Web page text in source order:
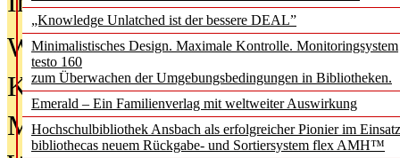
„Knowledge Unlatched ist der bessere DEAL”
Minimalistisches Design. Maximale Kontrolle. Monitoringsystem
testo 160
zum Überwachen der Umgebungsbedingungen in Bibliotheken.
Emerald – Ein Familienverlag mit weltweiter Auswirkung
Hochschulbibliothek Ansbach als erfolgreicher Pionier im
bibliothecas neuem Rückgabe- und Sortiersystem flex AMH™
Was Hochschul­bibliotheken von
Kinder in der digitalen Welt
Metadaten als Infrastruktur